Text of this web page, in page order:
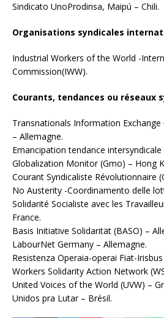
Sindicato UnoProdinsa, Maipú – Chili.
Organisations syndicales
Industrial Workers of the World -
Commission(IWW).
Courants, tendances ou réseaux
Transnationals Information Exchange
– Allemagne.
Emancipation tendance
Globalization Monitor (Gmo) – Hong
Courant Syndicaliste Révolutionnaire
No Austerity -Coordinamento delle
Solidarité Socialiste avec les
France.
Basis Initiative Solidarität (BASO) –
LabourNet Germany – Allemagne.
Resistenza Operaia-operai Fiat-
Workers Solidarity Action Network
United Voices of the World (UVW) –
Unidos pra Lutar – Brésil.